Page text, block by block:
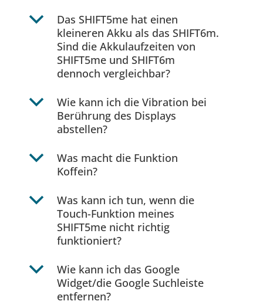
b
Das SHIFT5me hat einen
kleineren Akku als das SHIFT6m.
Sind die Akkulaufzeiten von
SHIFT5me und SHIFT6m
dennoch vergleichbar?
b
Wie kann ich die Vibration bei
Berührung des Displays
abstellen?
b
Was macht die Funktion
Koffein?
b
Was kann ich tun, wenn die
Touch-Funktion meines
SHIFT5me nicht richtig
funktioniert?
b
Wie kann ich das Google
Widget/die Google Suchleiste
entfernen?